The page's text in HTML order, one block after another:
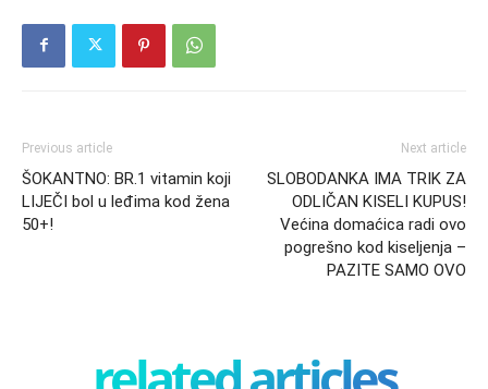
Previous article
ŠOKANTNO: BR.1 vitamin koji
LIJEČI bol u leđima kod žena
50+!
Next article
SLOBODANKA IMA TRIK ZA
ODLIČAN KISELI KUPUS!
Većina domaćica radi ovo
pogrešno kod kiseljenja –
PAZITE SAMO OVO